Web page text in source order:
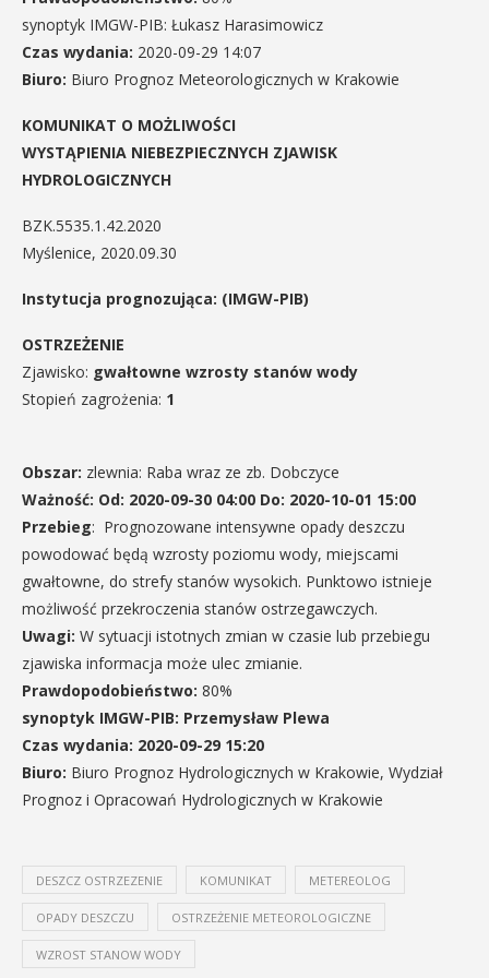
synoptyk IMGW-PIB: Łukasz Harasimowicz
Czas wydania: 2020-09-29 14:07
Biuro: Biuro Prognoz Meteorologicznych w Krakowie
KOMUNIKAT O MOŻLIWOŚCI
WYSTĄPIENIA NIEBEZPIECZNYCH ZJAWISK
HYDROLOGICZNYCH
Myślenice, 2020.09.30
Instytucja prognozująca: (IMGW-PIB)
OSTRZEŻENIE
Zjawisko: gwałtowne wzrosty stanów wody
Stopień zagrożenia: 1
Obszar: zlewnia: Raba wraz ze zb. Dobczyce
Ważność: Od: 2020-09-30 04:00 Do: 2020-10-01 15:00
Przebieg: Prognozowane intensywne opady deszczu
powodować będą wzrosty poziomu wody, miejscami
gwałtowne, do strefy stanów wysokich. Punktowo istnieje
możliwość przekroczenia stanów ostrzegawczych.
Uwagi: W sytuacji istotnych zmian w czasie lub przebiegu
zjawiska informacja może ulec zmianie.
Prawdopodobieństwo: 80%
synoptyk IMGW-PIB: Przemysław Plewa
Czas wydania: 2020-09-29 15:20
Biuro: Biuro Prognoz Hydrologicznych w Krakowie, Wydział
Prognoz i Opracowań Hydrologicznych w Krakowie
DESZCZ OSTRZEZENIE KOMUNIKAT METEREOLOG
OPADY DESZCZU OSTRZEŻENIE METEOROLOGICZNE
WZROST STANOW WODY